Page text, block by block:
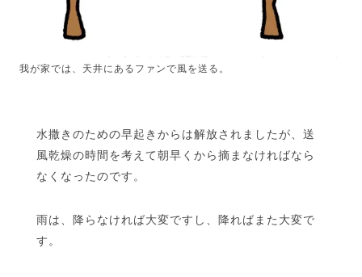
我が家では、天井にあるファンで風を送る。
水撒きのための早起きからは解放されましたが、送
風乾燥の時間を考えて朝早くから摘まなければなら
なくなったのです。
雨は、降らなければ大変ですし、降ればまた大変で
す。